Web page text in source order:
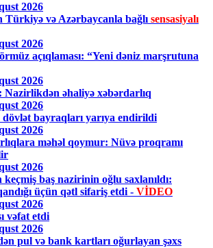
2026
Türkiyə və Azərbaycanla bağlı sensasiyalı
2026
açıqlaması: “Yeni dəniz marşrutuna
2026
Nazirlikdən əhaliyə xəbərdarlıq
2026
bayraqları yarıya endirildi
2026
məhəl qoymur: Nüvə proqramı
2026
keçmiş baş nazirinin oğlu saxlanıldı:
üçün qətl sifariş etdi - VİDEO
2026
vəfat etdi
2026
pul və bank kartları oğurlayan şəxs